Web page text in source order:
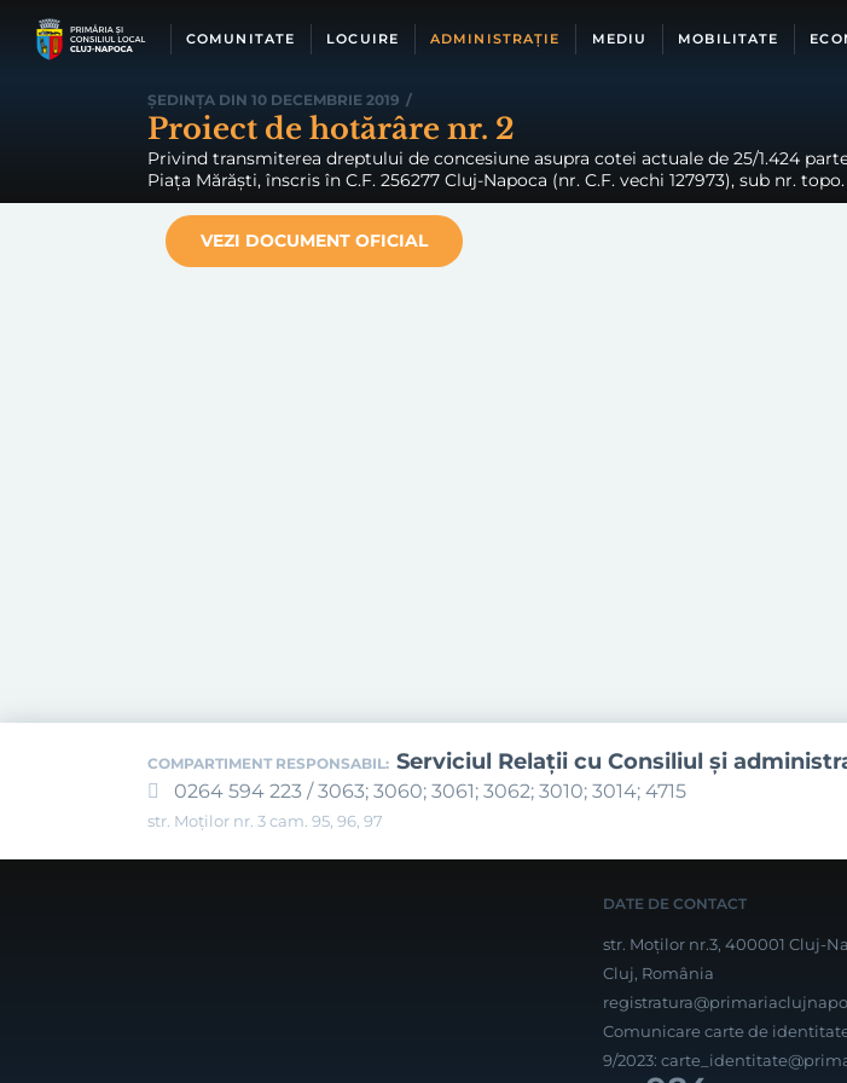
COMUNITATE LOCUIRE ADMINISTRAȚIE MEDIU MOBILITATE
ȘEDINȚA DIN 10 DECEMBRIE 2019 /
Proiect de hotărâre nr. 2
Privind transmiterea dreptului de concesiune asupra cotei actuale de 25/1.424
Piața Mărăști, înscris în C.F. 256277 Cluj-Napoca (nr. C.F. vechi 127973), sub nr.
VEZI DOCUMENT OFICIAL
COMPARTIMENT RESPONSABIL: Serviciul Relaţii cu Consiliul şi
0264 594 223 / 3063; 3060; 3061; 3062; 3010; 3014; 4715
str. Moților nr. 3 cam. 95, 96, 97
DATE DE CONTACT
str. Moților nr.3, 400001 Cluj-
Cluj, România
Comunicare carte de
9/2023: